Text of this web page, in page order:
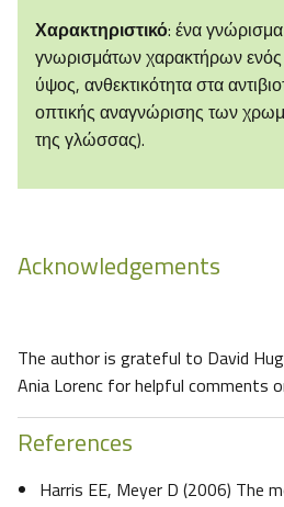
Χαρακτηριστικό: ένα
γνωρισμάτων χαρακτήρων
ύψος, ανθεκτικότητα στα
οπτικής αναγνώρισης των
της γλώσσας).
Acknowledgements
The author is grateful to David
Ania Lorenc for helpful comments
References
Harris EE, Meyer D (2006) The